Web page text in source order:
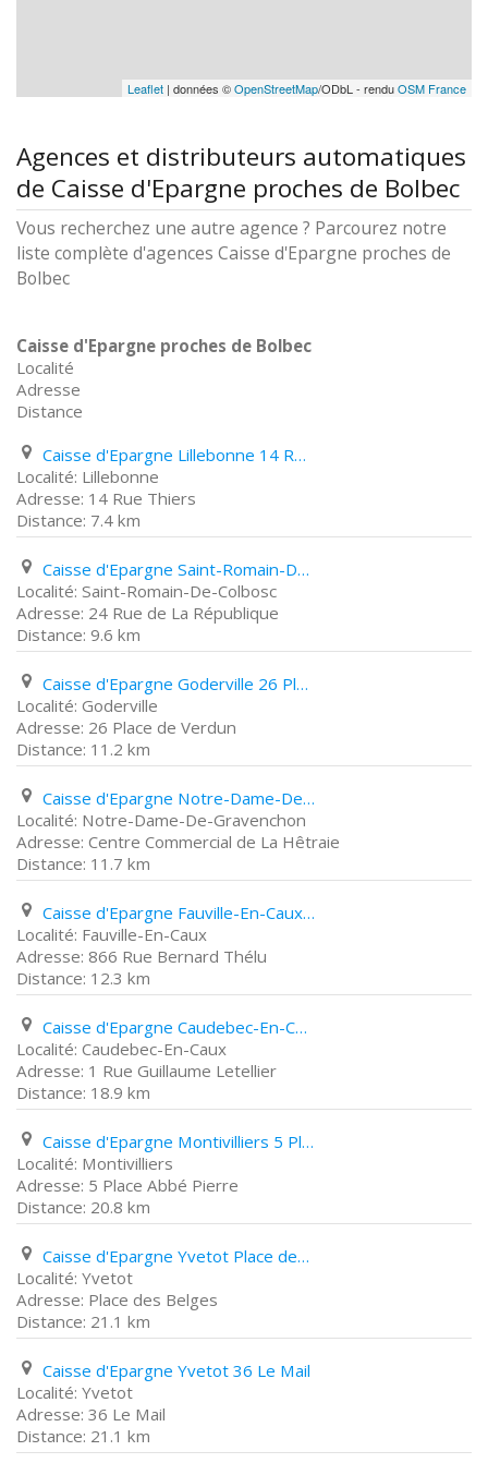
Leaflet | données ©OpenStreetMap/ODbL - renduOSM France
Agences et distributeurs automatiques
de Caisse d'Epargne proches de Bolbec
Vous recherchez une autre agence ? Parcourez notre
liste complète d'agences Caisse d'Epargne proches de
Bolbec
Caisse d'Epargne proches de Bolbec
Localité
Adresse
Distance
Caisse d'Epargne Lillebonne 14 Rue Thiers
Lillebonne
14 Rue Thiers
7.4 km
Caisse d'Epargne Saint-Romain-De-Colbosc 24 Rue de La République
Saint-Romain-De-Colbosc
24 Rue de La République
9.6 km
Caisse d'Epargne Goderville 26 Place de Verdun
Goderville
26 Place de Verdun
11.2 km
Caisse d'Epargne Notre-Dame-De-Gravenchon Centre Commercial de La Hêtraie
Notre-Dame-De-Gravenchon
Centre Commercial de La Hêtraie
11.7 km
Caisse d'Epargne Fauville-En-Caux 866 Rue Bernard Thélu
Fauville-En-Caux
866 Rue Bernard Thélu
12.3 km
Caisse d'Epargne Caudebec-En-Caux 1 Rue Guillaume Letellier
Caudebec-En-Caux
1 Rue Guillaume Letellier
18.9 km
Caisse d'Epargne Montivilliers 5 Place Abbé Pierre
Montivilliers
5 Place Abbé Pierre
20.8 km
Caisse d'Epargne Yvetot Place des Belges
Yvetot
Place des Belges
21.1 km
Caisse d'Epargne Yvetot 36 Le Mail
Yvetot
36 Le Mail
21.1 km